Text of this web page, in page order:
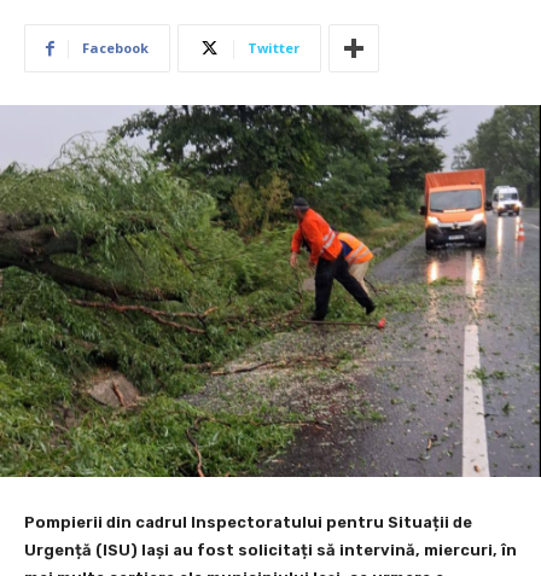
Facebook Twitter
Pompierii din cadrul Inspectoratului pentru Situații de
Urgență (ISU) Iași au fost solicitați să intervină, miercuri, în